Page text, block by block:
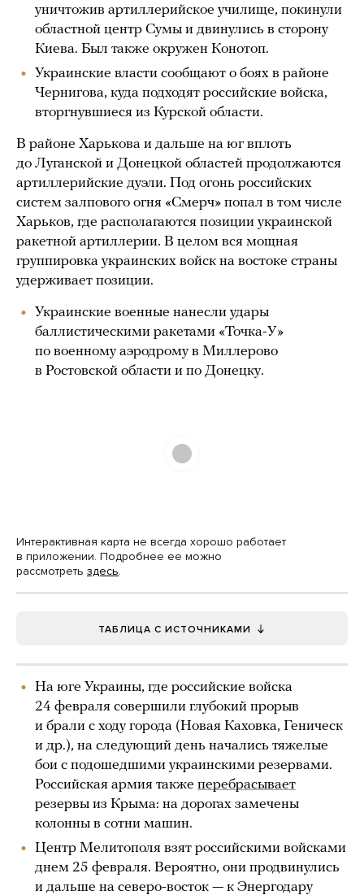
уничтожив артиллерийское училище, покинули
областной центр Сумы и двинулись в сторону
Киева. Был также окружен Конотоп.
Украинские власти сообщают о боях в районе
Чернигова, куда подходят российские войска,
вторгнувшиеся из Курской области.
В районе Харькова и дальше на юг вплоть
до Луганской и Донецкой областей продолжаются
артиллерийские дуэли. Под огонь российских
систем залпового огня «Смерч» попал в том числе
Харьков, где располагаются позиции украинской
ракетной артиллерии. В целом вся мощная
группировка украинских войск на востоке страны
удерживает позиции.
Украинские военные нанесли удары
баллистическими ракетами «Точка-У»
по военному аэродрому в Миллерово
в Ростовской области и по Донецку.
Интерактивная карта не всегда хорошо работает
в приложении. Подробнее ее можно
рассмотреть здесь.
ТАБЛИЦА С ИСТОЧНИКАМИ
На юге Украины, где российские войска
24 февраля совершили глубокий прорыв
и брали с ходу города (Новая Каховка, Геническ
и др.), на следующий день начались тяжелые
бои с подошедшими украинскими резервами.
Российская армия также перебрасывает
резервы из Крыма: на дорогах замечены
колонны в сотни машин.
Центр Мелитополя взят российскими войсками
днем 25 февраля. Вероятно, они продвинулись
и дальше на северо-восток — к Энергодару